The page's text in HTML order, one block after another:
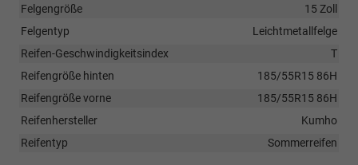
Felgengröße
15 Zoll
Felgentyp
Leichtmetallfelge
Reifen-Geschwindigkeitsindex
T
Reifengröße hinten
185/55R15 86H
Reifengröße vorne
185/55R15 86H
Reifenhersteller
Kumho
Reifentyp
Sommerreifen